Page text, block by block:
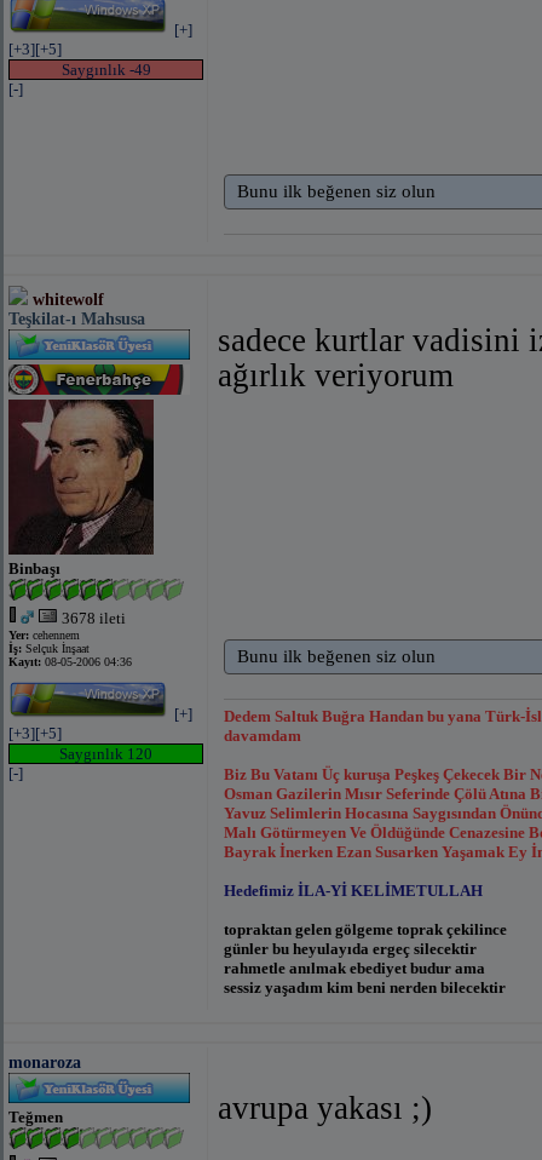
[+]
[+3][+5]
Saygınlık -49
[-]
Bunu ilk beğenen siz olun
whitewolf
Teşkilat-ı Mahsusa
Binbaşı
3678 ileti
Yer: cehennem
İş: Selçuk İnşaat
Kayıt: 08-05-2006 04:36
[+]
[+3][+5]
Saygınlık 120
[-]
sadece kurtlar vadisini
ağırlık veriyorum
Bunu ilk beğenen siz olun
Dedem Saltuk Buğra Handan bu yana Türk-
davamdam
Biz Bu Vatanı Üç kuruşa Peşkeş Çekecek Bir
Osman Gazilerin Mısır Seferinde Çölü Atına
Yavuz Selimlerin Hocasına Saygısından
Malı Götürmeyen Ve Öldüğünde Cenazesine
Bayrak İnerken Ezan Susarken Yaşamak Ey
Hedefimiz İLA-Yİ KELİMETULLAH
topraktan gelen gölgeme toprak çekilince
günler bu heyulayıda ergeç silecektir
rahmetle anılmak ebediyet budur ama
sessiz yaşadım kim beni nerden bilecektir
Mehmedim,sevinin ,başlar yüksekte!
Ölsek de sevinin,eve dönsek de!
monaroza
Teğmen avrupa yakası ;)